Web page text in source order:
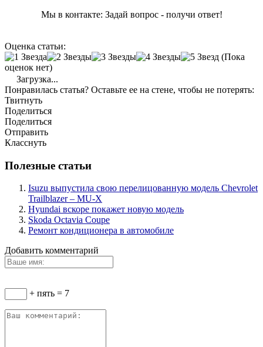
Мы в контакте: Задай вопрос - получи ответ!
Оценка статьи:
(Пока
оценок нет)
Загрузка...
Понравилась статья? Оставьте ее на стене, чтобы не потерять:
Твитнуть
Поделиться
Поделиться
Отправить
Класснуть
Полезные статьи
Isuzu выпустила свою перелицованную модель Chevrolet
Trailblazer – MU-X
Hyundai вскоре покажет новую модель
Skoda Octavia Coupe
Ремонт кондиционера в автомобиле
Добавить комментарий
+ пять = 7